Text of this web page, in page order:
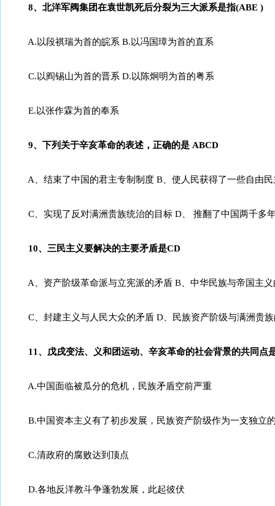
8、北洋军阀集团在袁世凯死后分裂为三大派系是指(ABE )
A.以段祺瑞为首的皖系 B.以冯国璋为首的直系
C.以阎锡山为首的晋系 D.以陈炯明为首的粤系
E.以张作霖为首的奉系
9、下列关于辛亥革命的表述，正确的是 ABCD
A、结束了中国的君主专制制度 B、使人民获得了一些自由民
C、实现了反对满洲贵族统治的目标 D、 推翻了中国两千多
10、三民主义要解决的主要矛盾是CD
A、资产阶级革命派与立宪派的矛盾 B、中华民族与帝国主义
C、封建主义与人民大众的矛盾 D、民族资产阶级与满洲贵族
11、戊戌变法、义和团运动、辛亥革命的社会背景的共同点
A.中国面临被瓜分的危机，民族矛盾空前严重
B.中国资本主义有了初步发展，民族资产阶级作为一支独立
C.清政府的腐败达到顶点
D.各地反洋教斗争蓬勃发展，此起彼伏